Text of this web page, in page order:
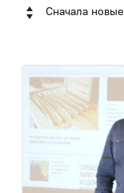
Сначала новые